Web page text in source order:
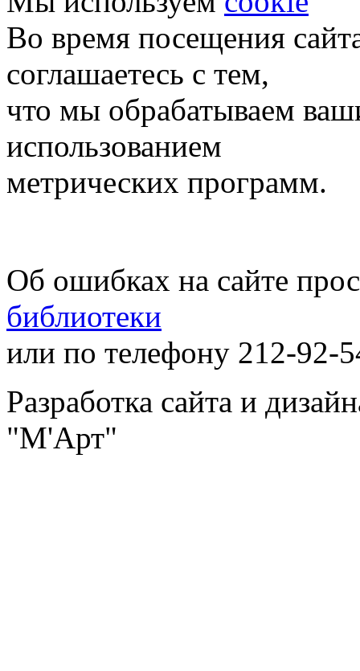
Во время посещения
соглашаетесь с тем,
что мы обрабатываем
использованием
метрических программ.
Об ошибках на сайте
библиотеки
или по телефону 212-92-
Разработка сайта и
"М'Арт"